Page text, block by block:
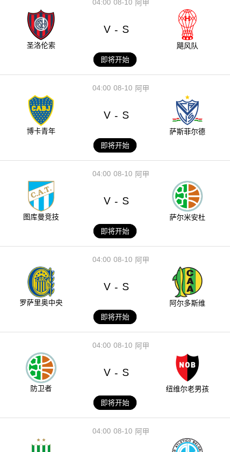
08-10
04:00 阿甲
圣洛伦索
V - S
飓风队
即将开始
08-10
04:00 阿甲
博卡青年
V - S
萨斯菲尔德
即将开始
08-10
04:00 阿甲
图库曼竞技
V - S
萨尔米安杜
即将开始
08-10
04:00 阿甲
罗萨里奥中央
V - S
阿尔多斯维
即将开始
08-10
04:00 阿甲
防卫者
V - S
纽维尔老男孩
即将开始
08-10
04:00 阿甲